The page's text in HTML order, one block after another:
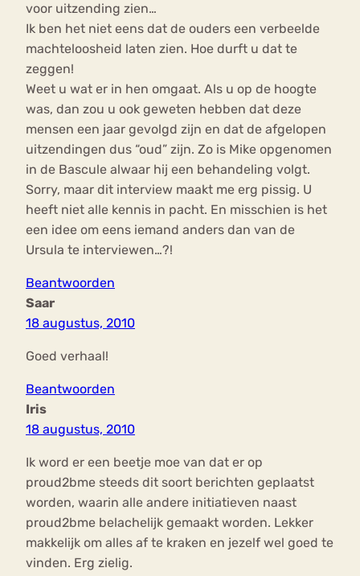
voor uitzending zien…
Ik ben het niet eens dat de ouders een verbeelde
machteloosheid laten zien. Hoe durft u dat te
zeggen!
Weet u wat er in hen omgaat. Als u op de hoogte
was, dan zou u ook geweten hebben dat deze
mensen een jaar gevolgd zijn en dat de afgelopen
uitzendingen dus “oud” zijn. Zo is Mike opgenomen
in de Bascule alwaar hij een behandeling volgt.
Sorry, maar dit interview maakt me erg pissig. U
heeft niet alle kennis in pacht. En misschien is het
een idee om eens iemand anders dan van de
Ursula te interviewen…?!
Beantwoorden
Saar
18 augustus, 2010
Goed verhaal!
Beantwoorden
Iris
18 augustus, 2010
Ik word er een beetje moe van dat er op
proud2bme steeds dit soort berichten geplaatst
worden, waarin alle andere initiatieven naast
proud2bme belachelijk gemaakt worden. Lekker
makkelijk om alles af te kraken en jezelf wel goed te
vinden. Erg zielig.